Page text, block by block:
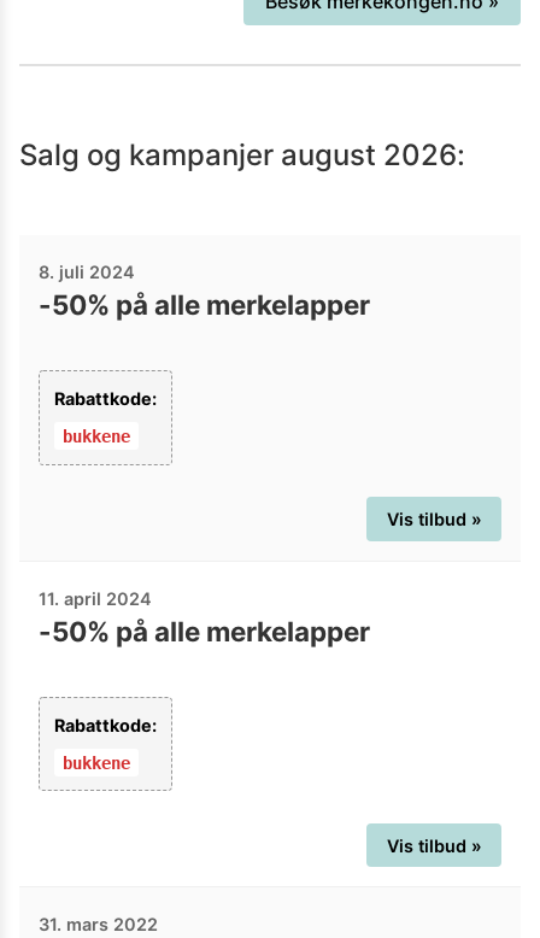
Salg og kampanjer august 2026:
8. juli 2024
-50% på alle merkelapper
Rabattkode:
bukkene
Vis tilbud »
11. april 2024
-50% på alle merkelapper
Rabattkode:
bukkene
Vis tilbud »
31. mars 2022